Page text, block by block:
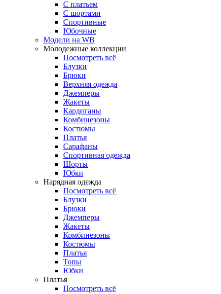
С платьем
С шортами
Спортивные
Юбочные
Модели на WB
Молодежные коллекции
Посмотреть всё
Блузки
Брюки
Верхняя одежда
Джемперы
Жакеты
Кардиганы
Комбинезоны
Костюмы
Платья
Сарафаны
Спортивная одежда
Шорты
Юбки
Нарядная одежда
Посмотреть всё
Блузки
Брюки
Джемперы
Жакеты
Комбинезоны
Костюмы
Платья
Топы
Юбки
Платья
Посмотреть всё